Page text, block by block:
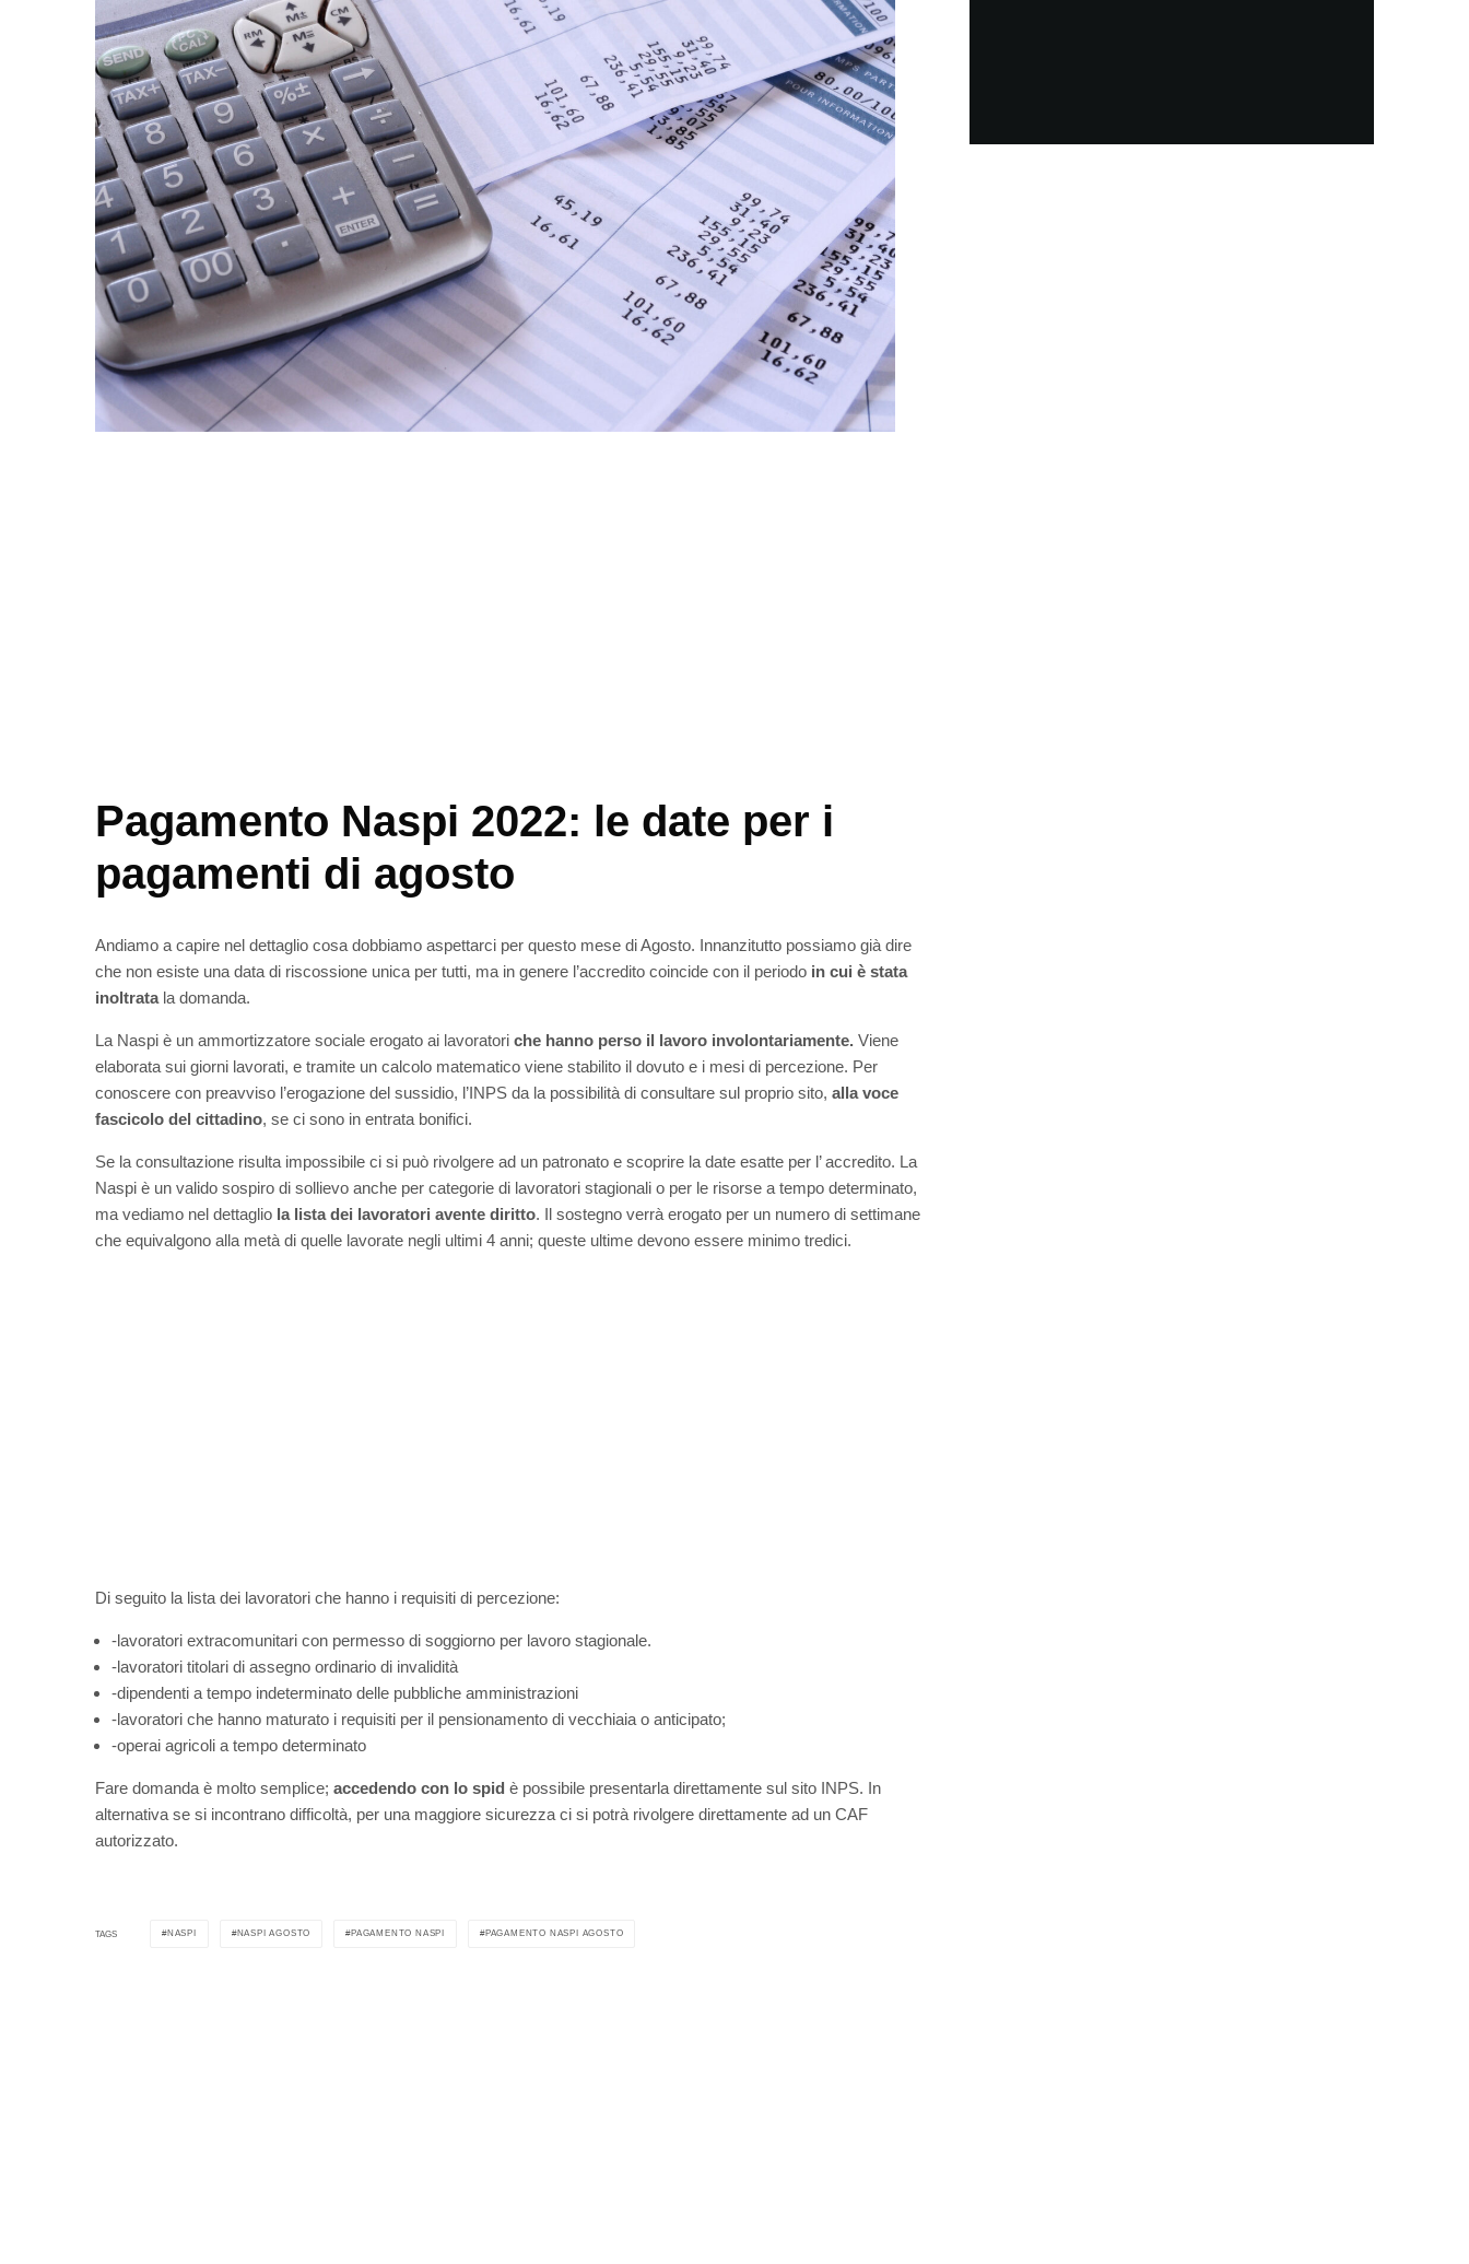
Pagamento Naspi 2022: le date per i
pagamenti di agosto
Andiamo a capire nel dettaglio cosa dobbiamo aspettarci per questo mese di Agosto. Innanzitutto possiamo già dire
che non esiste una data di riscossione unica per tutti, ma in genere l’accredito coincide con il periodo in cui è stata
inoltratala domanda.
La Naspi è un ammortizzatore sociale erogato ai lavoratori che hanno perso il lavoro involontariamente. Viene
elaborata sui giorni lavorati, e tramite un calcolo matematico viene stabilito il dovuto e i mesi di percezione. Per
conoscere con preavviso l’erogazione del sussidio, l’INPS da la possibilità di consultare sul proprio sito, alla voce
fascicolo del cittadino, se ci sono in entrata bonifici.
Se la consultazione risulta impossibile ci si può rivolgere ad un patronato e scoprire la date esatte per l’ accredito. La
Naspi è un valido sospiro di sollievo anche per categorie di lavoratori stagionali o per le risorse a tempo determinato,
ma vediamo nel dettaglio la lista dei lavoratori avente diritto. Il sostegno verrà erogato per un numero di settimane
che equivalgono alla metà di quelle lavorate negli ultimi 4 anni; queste ultime devono essere minimo tredici.
Di seguito la lista dei lavoratori che hanno i requisiti di percezione:
-lavoratori extracomunitari con permesso di soggiorno per lavoro stagionale.
-lavoratori titolari di assegno ordinario di invalidità
-dipendenti a tempo indeterminato delle pubbliche amministrazioni
-lavoratori che hanno maturato i requisiti per il pensionamento di vecchiaia o anticipato;
-operai agricoli a tempo determinato
Fare domanda è molto semplice; accedendo con lo spid è possibile presentarla direttamente sul sito INPS. In
alternativa se si incontrano difficoltà, per una maggiore sicurezza ci si potrà rivolgere direttamente ad un CAF
autorizzato.
TAGS NASPI NASPI AGOSTO PAGAMENTO NASPI PAGAMENTO NASPI AGOSTO